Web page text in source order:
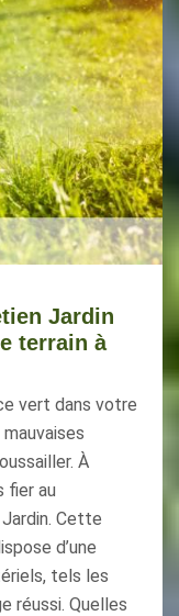
Jardin
terrain à
vert dans votre
À
fier au
Cette
d’une
tels les
réussi. Quelles